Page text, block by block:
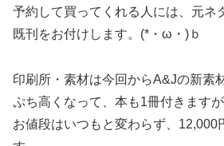
予約して買ってくれる人には、元ネ
既刊をお付けします。(*・ω・)ｂ
印刷所・素材は今回からA&Jの新素
ぷち高くなって、本も1冊付きますが
お値段はいつもと変わらず、12,000